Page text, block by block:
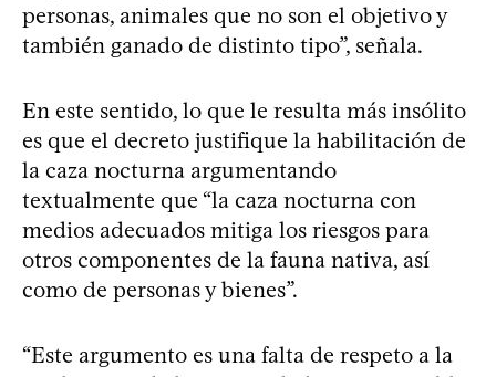
personas, animales que no son el objetivo y
también ganado de distinto tipo”, señala.
En este sentido, lo que le resulta más insólito
es que el decreto justifique la habilitación de
la caza nocturna argumentando
textualmente que “la caza nocturna con
medios adecuados mitiga los riesgos para
otros componentes de la fauna nativa, así
como de personas y bienes”.
“Este argumento es una falta de respeto a la